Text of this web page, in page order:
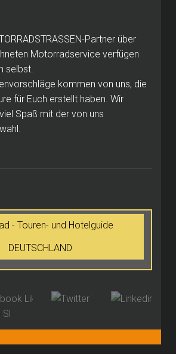
Partner über
Motorradservice verfügen
selbst.
kommen von uns, die
für Euch erstellt haben. Wir
Spaß mit der von uns
- Touren- und Hotelguide
DEUTSCHLAND